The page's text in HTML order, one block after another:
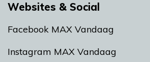
Websites & Social
Facebook MAX Vandaag
Instagram MAX Vandaag